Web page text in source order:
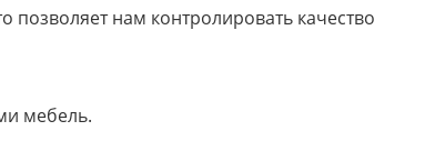
нам контролировать качество
мебель.